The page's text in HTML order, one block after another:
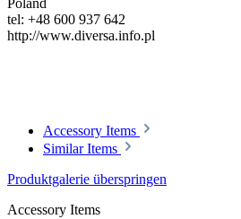
Poland
tel: +48 600 937 642
http://www.diversa.info.pl
Accessory Items
Similar Items
Produktgalerie überspringen
Accessory Items